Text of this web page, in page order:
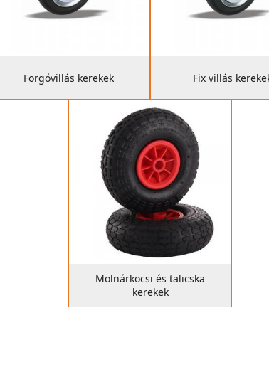
Forgóvillás kerekek Fix villás
Molnárkocsi és talicska
kerekek